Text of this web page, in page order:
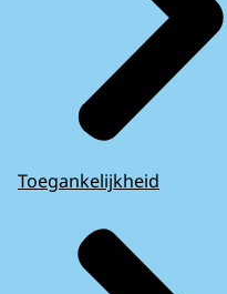
Toegankelijkheid